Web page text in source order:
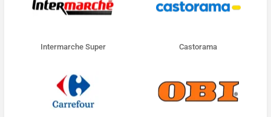
Intermarche Super Castorama